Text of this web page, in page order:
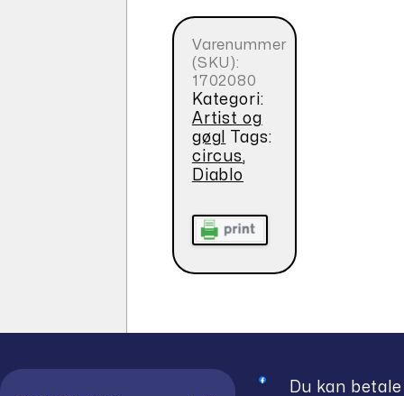
Varenummer
(SKU):
1702080
Kategori:
Artist og
gøgl
Tags:
circus,
Diablo
Du kan betale